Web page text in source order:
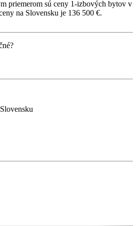
priemerom sú ceny 1-izbových bytov v
na Slovensku je 136 500 €.